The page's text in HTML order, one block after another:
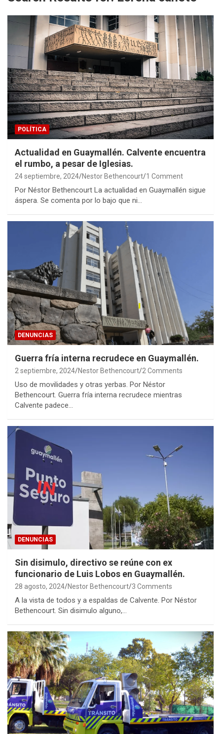
POLÍTICA
Actualidad en Guaymallén. Calvente encuentra
el rumbo, a pesar de Iglesias.
24 septiembre, 2024 Nestor Bethencourt 1 Comment
Por Néstor Bethencourt La actualidad en Guaymallén sigue
áspera. Se comenta por lo bajo que ni…
DENUNCIAS
Guerra fría interna recrudece en Guaymallén.
2 septiembre, 2024 Nestor Bethencourt 2 Comments
Uso de movilidades y otras yerbas. Por Néstor
Bethencourt. Guerra fría interna recrudece mientras
Calvente padece…
DENUNCIAS
Sin disimulo, directivo se reúne con ex
funcionario de Luis Lobos en Guaymallén.
28 agosto, 2024 Nestor Bethencourt 3 Comments
A la vista de todos y a espaldas de Calvente. Por Néstor
Bethencourt. Sin disimulo alguno,…